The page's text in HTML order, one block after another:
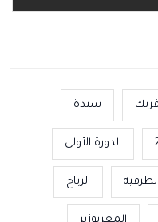
سيدة
الدورة الأولى
الرياح